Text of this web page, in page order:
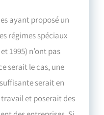
ayant proposé un
régimes spéciaux
1995) n’ont pas
serait le cas, une
serait en
et poserait des